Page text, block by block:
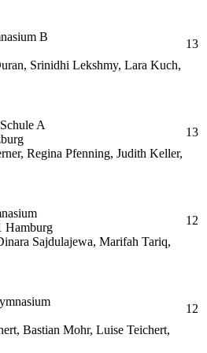
B
Srinidhi Lekshmy, Lara Kuch,
13
A
Regina Pfenning, Judith Keller,
13
Hamburg
Sajdulajewa, Marifah Tariq,
12
Bastian Mohr, Luise Teichert,
12